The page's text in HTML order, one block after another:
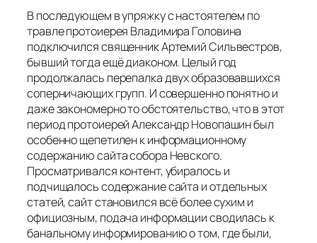
В последующем в упряжку с настоятелем по
травле протоиерея Владимира Головина
подключился священник Артемий Сильвестров,
бывший тогда ещё диаконом. Целый год
продолжалась перепалка двух образовавшихся
соперничающих групп. И совершенно понятно и
даже закономерно то обстоятельство, что в этот
период протоиерей Александр Новопашин был
особенно щепетилен к информационному
содержанию сайта собора Невского.
Просматривался контент, убиралось и
подчищалось содержание сайта и отдельных
статей, сайт становился всё более сухим и
официозным, подача информации сводилась к
банальному информированию о том, где были,